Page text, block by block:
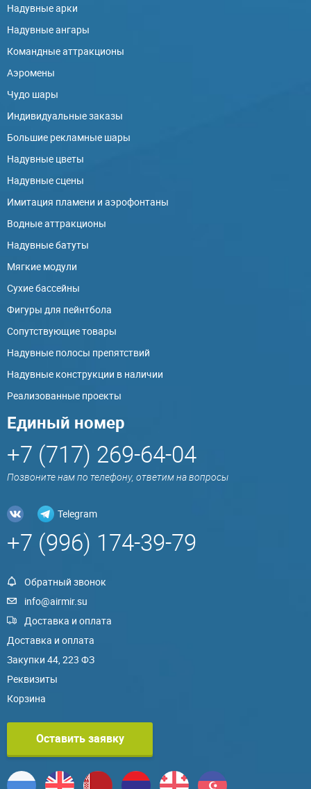
Надувные арки
Надувные ангары
Командные аттракционы
Аэромены
Чудо шары
Индивидуальные заказы
Большие рекламные шары
Надувные цветы
Надувные сцены
Имитация пламени и аэрофонтаны
Водные аттракционы
Надувные батуты
Мягкие модули
Сухие бассейны
Фигуры для пейнтбола
Сопутствующие товары
Надувные полосы препятствий
Надувные конструкции в наличии
Реализованные проекты
Единый номер
+7 (717) 269-64-04
Позвоните нам по телефону, ответим на вопросы
Telegram
+7 (996) 174-39-79
Обратный звонок
info@airmir.su
Доставка и оплата
Доставка и оплата
Закупки 44, 223 ФЗ
Реквизиты
Корзина
Оставить заявку